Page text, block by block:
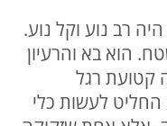
רב נוע וקל נוע.
הוא בא והרעיון
קטועת רגל
לעשות כלי